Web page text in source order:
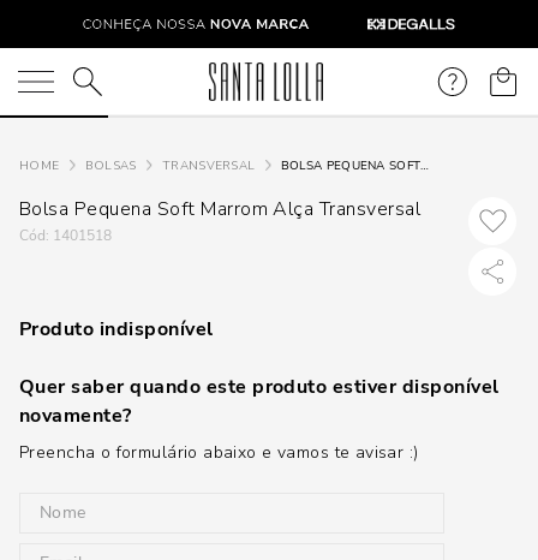
O que você está procurando?
BOLSAS TRANSVERSAL BOLSA PEQUENA SOFT MARROM ALÇA TRANSVERSAL
Bolsa Pequena Soft Marrom Alça Transversal
: 1401518
Produto indisponível
Quer saber quando este produto estiver disponível
novamente?
Preencha o formulário abaixo e vamos te avisar :)